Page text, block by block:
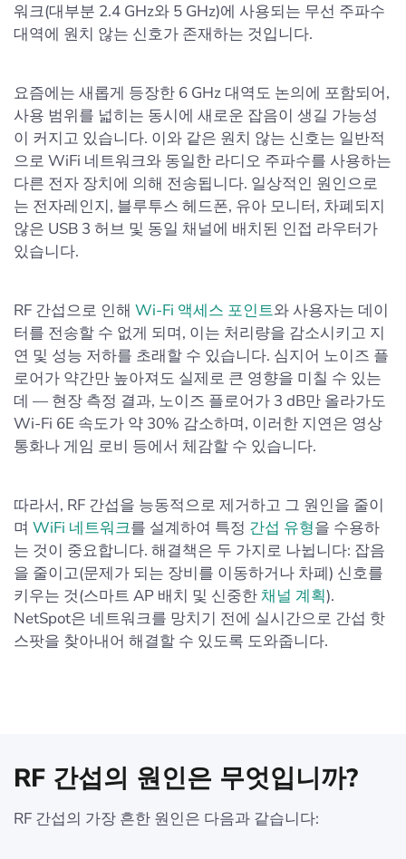
워크(대부분 2.4 GHz와 5 GHz)에 사용되는 무선 주파수
대역에 원치 않는 신호가 존재하는 것입니다.
요즘에는 새롭게 등장한 6 GHz 대역도 논의에 포함되어,
사용 범위를 넓히는 동시에 새로운 잡음이 생길 가능성
이 커지고 있습니다. 이와 같은 원치 않는 신호는 일반적
으로 WiFi 네트워크와 동일한 라디오 주파수를 사용하는
다른 전자 장치에 의해 전송됩니다. 일상적인 원인으로
는 전자레인지, 블루투스 헤드폰, 유아 모니터, 차폐되지
않은 USB 3 허브 및 동일 채널에 배치된 인접 라우터가
있습니다.
RF 간섭으로 인해 Wi-Fi 액세스 포인트와 사용자는 데이
터를 전송할 수 없게 되며, 이는 처리량을 감소시키고 지
연 및 성능 저하를 초래할 수 있습니다. 심지어 노이즈 플
로어가 약간만 높아져도 실제로 큰 영향을 미칠 수 있는
데 — 현장 측정 결과, 노이즈 플로어가 3 dB만 올라가도
Wi-Fi 6E 속도가 약 30% 감소하며, 이러한 지연은 영상
통화나 게임 로비 등에서 체감할 수 있습니다.
따라서, RF 간섭을 능동적으로 제거하고 그 원인을 줄이
며 WiFi 네트워크를 설계하여 특정 간섭 유형을 수용하
는 것이 중요합니다. 해결책은 두 가지로 나뉩니다: 잡음
을 줄이고(문제가 되는 장비를 이동하거나 차폐) 신호를
키우는 것(스마트 AP 배치 및 신중한채널 계획).
NetSpot은 네트워크를 망치기 전에 실시간으로 간섭 핫
스팟을 찾아내어 해결할 수 있도록 도와줍니다.
RF 간섭의 원인은 무엇입니까?
RF 간섭의 가장 흔한 원인은 다음과 같습니다: